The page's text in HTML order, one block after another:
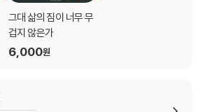
그대 삶의 짐이 너무 무
겁지 않은가
6,000원